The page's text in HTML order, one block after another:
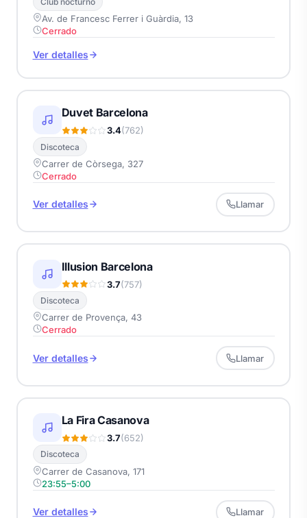
Av. de Francesc Ferrer i Guàrdia, 13
Cerrado
Ver detalles
Duvet Barcelona
3.4(762)
Discoteca
Carrer de Còrsega, 327
Cerrado
Ver detalles Llamar
Illusion Barcelona
3.7(757)
Discoteca
Carrer de Provença, 43
Cerrado
Ver detalles Llamar
La Fira Casanova
3.7(652)
Discoteca
Carrer de Casanova, 171
23:55–5:00
Ver detalles Llamar